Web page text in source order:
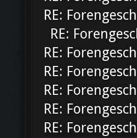
RE:
RE:
RE:
RE:
RE:
RE:
RE: